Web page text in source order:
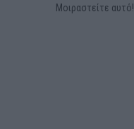
Μοιραστείτε αυτό!